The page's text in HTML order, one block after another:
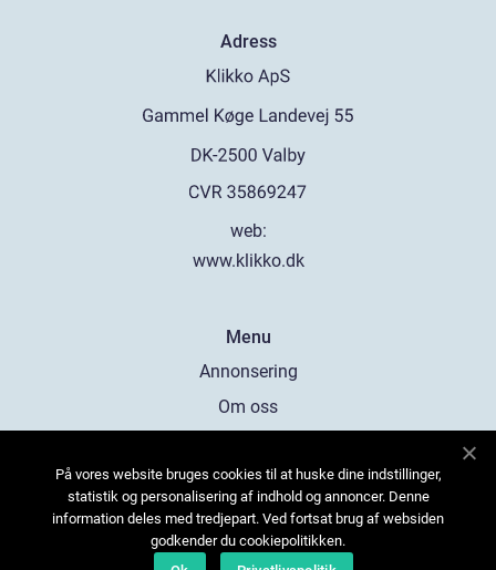
Adress
web:
www.klikko.dk
Menu
Annonsering
Om oss
Kontakta oss
Sitemap
På vores website bruges cookies til at huske dine indstillinger,
statistik og personalisering af indhold og annoncer. Denne
information deles med tredjepart. Ved fortsat brug af websiden
godkender du cookiepolitikken.